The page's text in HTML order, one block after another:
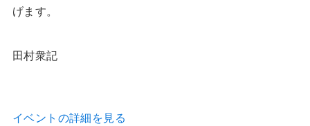
げます。
田村衆記
イベントの詳細を見る